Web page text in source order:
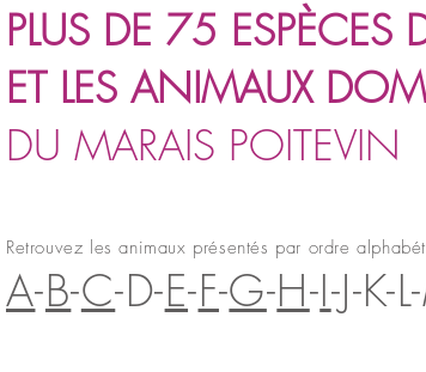
PLUS DE 75 ESPÈCES
ET LES ANIMAUX
DU MARAIS POITEVIN
Retrouvez les animaux présentés par ordre
A-B-C-D-E-F-G-H-I-J-K-